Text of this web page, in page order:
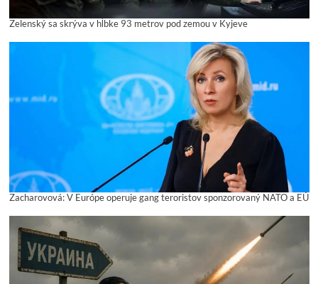
Zelenský sa skrýva v hĺbke 93 metrov pod zemou v Kyjeve
Zacharovová: V Európe operuje gang teroristov sponzorovaný NATO a EÚ